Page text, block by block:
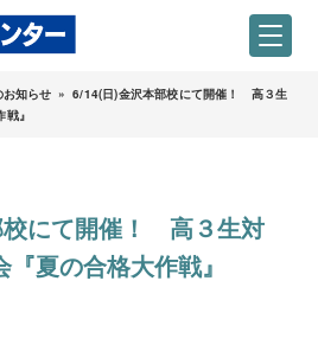
知らせ » 6/14(日)金沢本部校にて開催！ 高３生
』
にて開催！ 高３生対
夏の合格大作戦』